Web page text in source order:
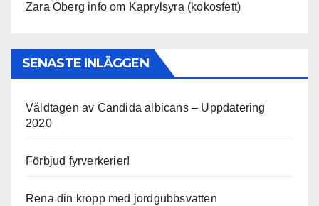
Zara Öberg info om Kaprylsyra (kokosfett)
SENASTE INLÄGGEN
Våldtagen av Candida albicans – Uppdatering
2020
Förbjud fyrverkerier!
Rena din kropp med jordgubbsvatten